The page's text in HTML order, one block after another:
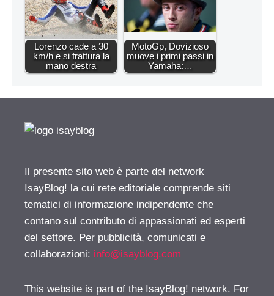
Lorenzo cade a 30
km/h e si frattura la
mano destra
MotoGp, Dovizioso
muove i primi passi in
Yamaha:…
Il presente sito web è parte del network
IsayBlog! la cui rete editoriale comprende siti
tematici di informazione indipendente che
contano sul contributo di appassionati ed esperti
del settore. Per pubblicità, comunicati e
collaborazioni: info@isayblog.com
This website is part of the IsayBlog! network. For